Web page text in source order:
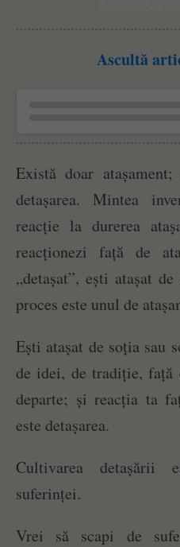
Ascultă
Există doar
detașarea. Mintea
reacție la durerea
reacționezi față de
„detașat”, ești atașat
proces este unul de
Ești atașat de soția sau
de idei, de tradiție, față
departe; și reacția ta
este detașarea.
Cultivarea detașării
suferinței.
Vrei să scapi de